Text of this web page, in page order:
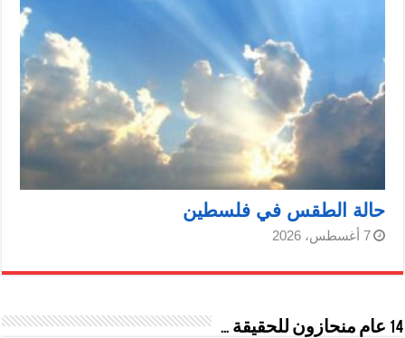
حالة الطقس في فلسطين
7 أغسطس، 2026
14 عام منحازون للحقيقة …